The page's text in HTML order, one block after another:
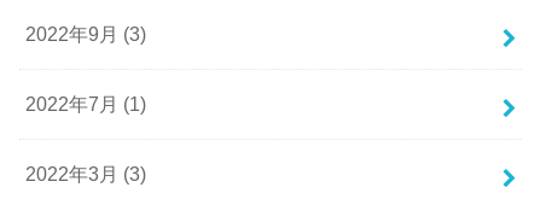
2022年9月 (3)
2022年7月 (1)
2022年3月 (3)